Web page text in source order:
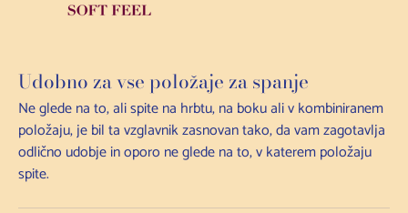
Udobno za vse položaje za spanje
Ne glede na to, ali spite na hrbtu, na boku ali v kombiniranem
položaju, je bil ta vzglavnik zasnovan tako, da vam zagotavlja
odlično udobje in oporo ne glede na to, v katerem položaju
spite.